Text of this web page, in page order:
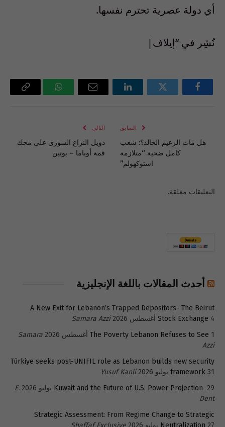
أي دولة عصرية تحترم نفسها.
نُشِر في “إيلاف|
فيسبوك تويتر لينكدإن
البريد
واتساب Copy
السابق
هل مات الزعيم الخالد؟: شعب
كامل ضحية “متلازمة
استوكهولم”
التالي
دويل النزاع السوري على محك
قمة أوباما – بوتين
التعليقات مغلقة.
أحدث المقالات باللغة الإنجليزية
A New Exit for Lebanon’s Trapped Depositors- The Beirut
Stock Exchange 4 أغسطس 2026
Samara Azzi
The Poverty Lebanon Refuses to See 1 أغسطس 2026
Samara
Azzi
Türkiye seeks post-UNIFIL role as Lebanon builds new security
framework 31 يوليو 2026
Yusuf Kanli
Kuwait and the Future of U.S. Power Projection 29 يوليو 2026
E.
Dent
Strategic Assessment: From Regime Change to Strategic
Neutralization 27 يوليو 2026 Shaffaf Exclusive